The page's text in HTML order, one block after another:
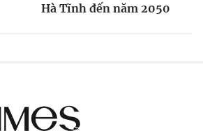
Hà Tĩnh đến năm 2050